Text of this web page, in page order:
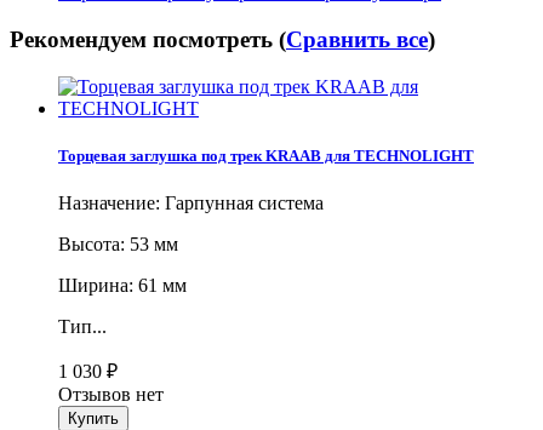
Рекомендуем посмотреть (Сравнить все)
Торцевая заглушка под трек KRAAB для TECHNOLIGHT
Назначение: Гарпунная система
Высота: 53 мм
Ширина: 61 мм
Тип...
1 030 ₽
Отзывов нет